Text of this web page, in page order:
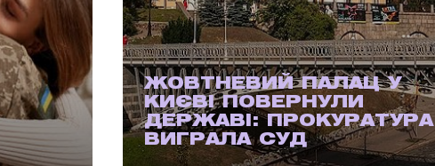
ЖОВТНЕВИЙ ПАЛАЦ У
КИЄВІ ПОВЕРНУЛИ
ДЕРЖАВІ: ПРОКУРАТУРА
ВИГРАЛА СУД